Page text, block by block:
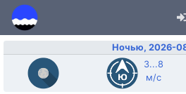
Ночью, 2026-
3...8
м/с